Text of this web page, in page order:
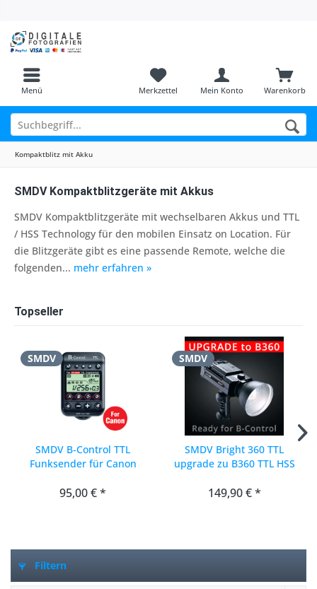
Menü Warenkorb
Merkzettel Mein Konto
Kompaktblitz mit Akku
SMDV Kompaktblitzgeräte mit Akkus
SMDV Kompaktblitzgeräte mit wechselbaren Akkus und TTL
/ HSS Technology für den mobilen Einsatz on Location. Für
die Blitzgeräte gibt es eine passende Remote, welche die
folgenden... mehr erfahren »
Topseller
SMDV
SMDV B-Control TTL
Funksender für Canon
95,00 € *
SMDV
SMDV Bright 360 TTL
upgrade zu B360 TTL HSS
149,90 € *
Filtern